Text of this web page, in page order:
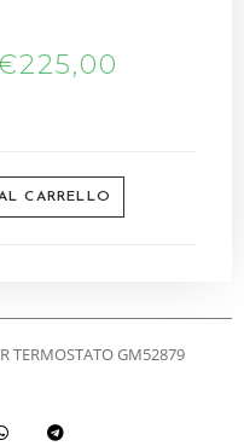
225,00
CARRELLO
TERMOSTATO GM52879